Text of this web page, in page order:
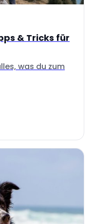
& Tricks für
was du zum